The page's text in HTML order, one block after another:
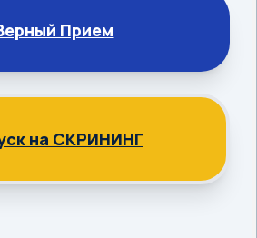
Прием
на СКРИНИНГ